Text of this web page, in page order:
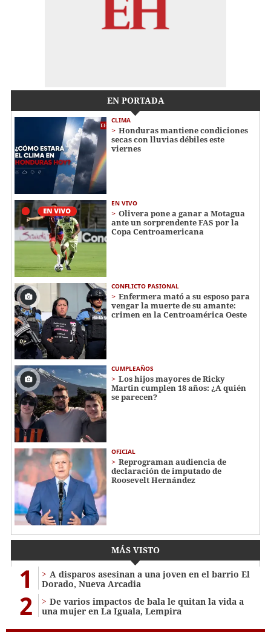
EN PORTADA
CLIMA
Honduras mantiene condiciones
secas con lluvias débiles este
viernes
EN VIVO
Olivera pone a ganar a Motagua
ante un sorprendente FAS por la
Copa Centroamericana
CONFLICTO PASIONAL
Enfermera mató a su esposo para
vengar la muerte de su amante:
crimen en la Centroamérica Oeste
CUMPLEAÑOS
Los hijos mayores de Ricky
Martin cumplen 18 años: ¿A quién
se parecen?
OFICIAL
Reprograman audiencia de
declaración de imputado de
Roosevelt Hernández
MÁS VISTO
1
A disparos asesinan a una joven en el barrio El
Dorado, Nueva Arcadia
2
De varios impactos de bala le quitan la vida a
una mujer en La Iguala, Lempira